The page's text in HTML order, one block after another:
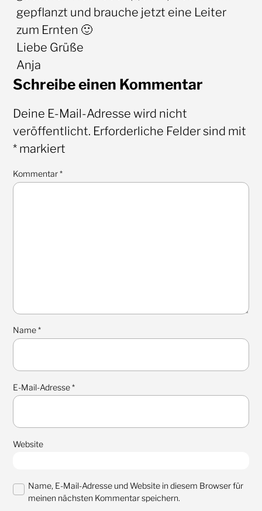
gepflanzt und brauche jetzt eine Leiter
zum Ernten 🙂
Liebe Grüße
Anja
Schreibe einen Kommentar
Deine E-Mail-Adresse wird nicht
veröffentlicht. Erforderliche Felder sind mit
*markiert
Kommentar*
Name*
E-Mail-Adresse*
Website
Name, E-Mail-Adresse und Website in diesem Browser für
meinen nächsten Kommentar speichern.